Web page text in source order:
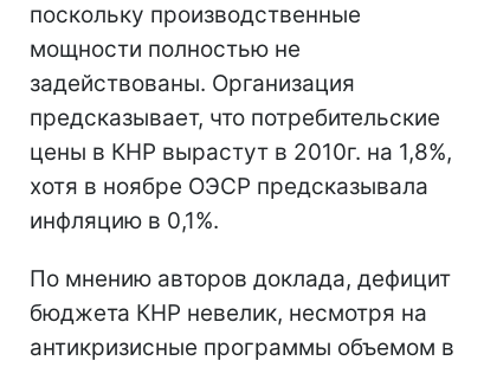
поскольку производственные
мощности полностью не
задействованы. Организация
предсказывает, что потребительские
цены в КНР вырастут в 2010г. на 1,8%,
хотя в ноябре ОЭСР предсказывала
инфляцию в 0,1%.
По мнению авторов доклада, дефицит
бюджета КНР невелик, несмотря на
антикризисные программы объемом в